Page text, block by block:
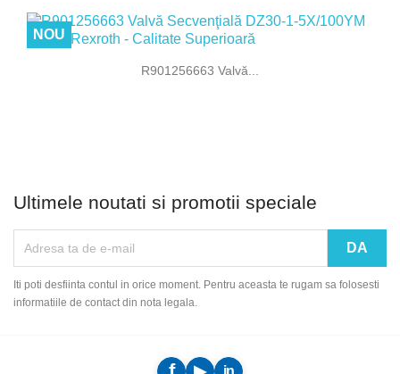
R901256663 Valvă...
NOU
Ultimele noutati si promotii speciale
Iti poti desfiinta contul in orice moment. Pentru aceasta te rugam sa folosesti
informatiile de contact din nota legala.